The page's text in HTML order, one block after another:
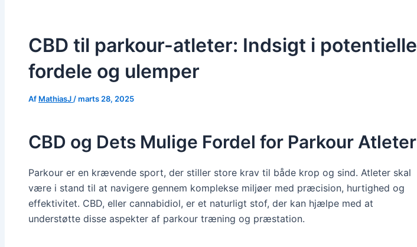
CBD til parkour-atleter: Indsigt i potentielle
fordele og ulemper
Af MathiasJ /marts 28, 2025
CBD og Dets Mulige Fordel for Parkour Atleter
Parkour er en krævende sport, der stiller store krav til både krop og sind. Atleter skal
være i stand til at navigere gennem komplekse miljøer med præcision, hurtighed og
effektivitet. CBD, eller cannabidiol, er et naturligt stof, der kan hjælpe med at
understøtte disse aspekter af parkour træning og præstation.